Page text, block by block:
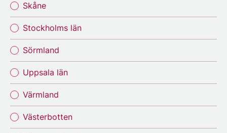
Skåne
Stockholms län
Sörmland
Uppsala län
Värmland
Västerbotten